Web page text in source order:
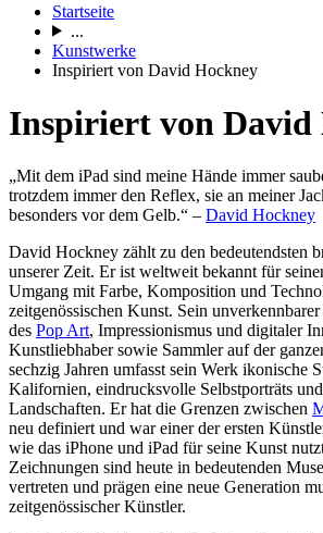
Startseite
...
Kunstwerke
Inspiriert von David Hockney
Inspiriert von David
„Mit dem iPad sind meine Hände immer
trotzdem immer den Reflex, sie an meiner
besonders vor dem Gelb.“ – David Hockney
David Hockney zählt zu den bedeutendsten
unserer Zeit. Er ist weltweit bekannt für
Umgang mit Farbe, Komposition und
zeitgenössischen Kunst. Sein
des Pop Art, Impressionismus und digitaler
Kunstliebhaber sowie Sammler auf der
sechzig Jahren umfasst sein Werk ikonische
Kalifornien, eindrucksvolle Selbstporträts
Landschaften. Er hat die Grenzen zwischen
neu definiert und war einer der ersten
wie das iPhone und iPad für seine Kunst
Zeichnungen sind heute in bedeutenden
vertreten und prägen eine neue Generation
zeitgenössischer Künstler.